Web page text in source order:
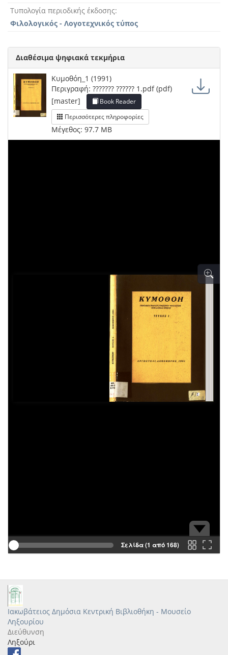
Τυπολογία περιοδικής έκδοσης
Φιλολογικός - Λογοτεχνικός τύπος
Διαθέσιμα ψηφιακά τεκμήρια
Κυμοθόη_1 (1991)
Περιγραφή: ??????? ?????? 1.pdf (pdf)
[master]
Book Reader
Περισσότερες πληροφορίες
Μέγεθος: 97.7 MB
Σελίδα (1 από 168)
Ιακωβάτειος Δημόσια Κεντρική Βιβλιοθήκη - Μουσείο
Ληξουρίου
Διεύθυνση
Ληξούρι